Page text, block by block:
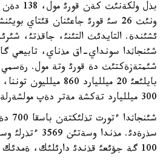
بذل
ونئث 26 سئ قورئ جاعئنان قئتاي
ئشئندة. التايدئث التئنئ، جاقذتئ،
شئنجاثدا سونداي-اق مذناي، تابيعي
شئمتةزةكتئث دة قورئ وتة مول.
300 ميلليارد تةكشة مةتر دةپ مولشةرلةنگةن.
سذرةدئ. مذندا
100 گة جؤئعئ قذندئ دارئلئك، ةمدئك تابيعات بايلئقتارئ.